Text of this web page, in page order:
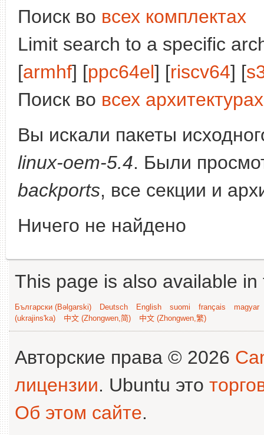
Поиск во всех комплектах
Limit search to a specific
[armhf] [ppc64el] [riscv64] [
Поиск во всех архитектурах
Вы искали пакеты
linux-oem-5.4. Были
backports, все секции и
Ничего не найдено
This page is also available
Български (Bəlgarski) Deutsch English suomi français
magyar
(ukrajins'ka)
中文 (Zhongwen,简) 中文 (Zhongwen,繁)
Авторские права © 2026
лицензии. Ubuntu это
Об этом сайте.